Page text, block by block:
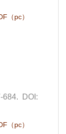
684. DOI: